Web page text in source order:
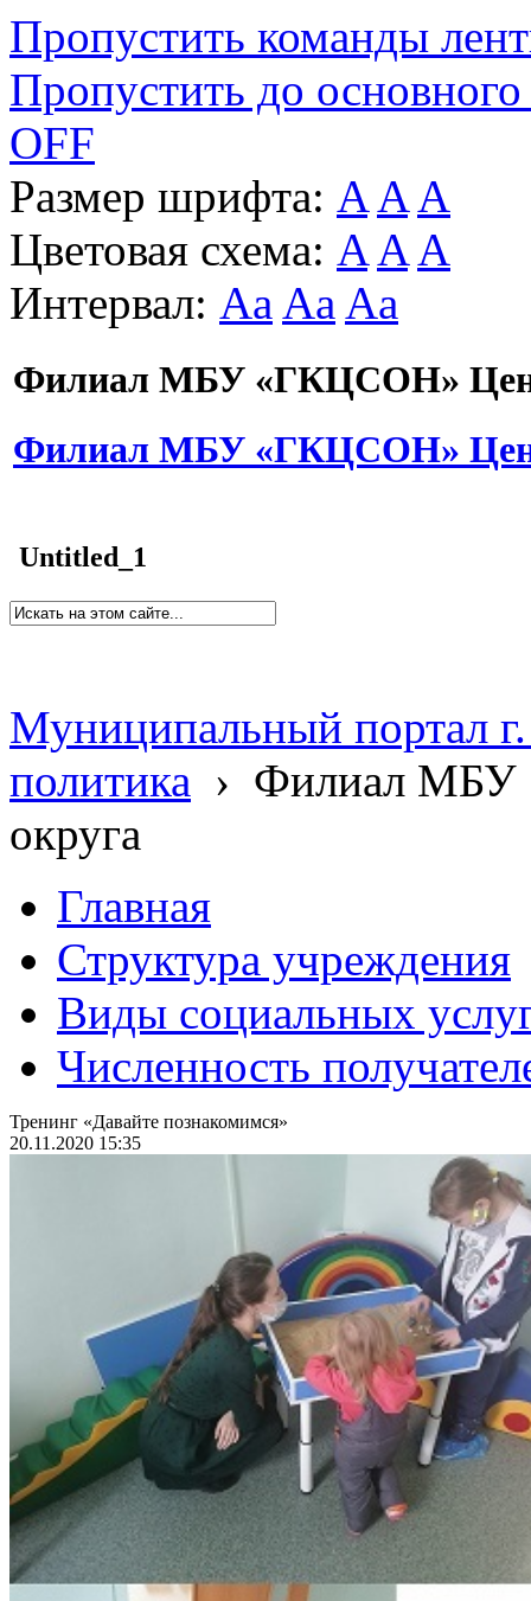
Пропустить команды
Пропустить до основного
OFF
Размер шрифта: A A A
Цветовая схема: A A A
Интервал: Aa Aa Aa
Филиал МБУ «ГКЦСОН»
Филиал МБУ «ГКЦСОН»
Untitled_1
Муниципальный портал
политика › Филиал МБУ
округа
Главная
Структура учреждения
Виды социальных
Численность
Тренинг «Давайте познакомимся»
20.11.2020 15:35